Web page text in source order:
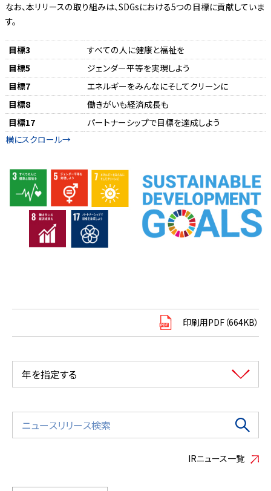
なお、本リリースの取り組みは、SDGsにおける5つの目標に貢献していま
す。
目標3
すべての人に健康と福祉を
目標5
ジェンダー平等を実現しよう
目標7
エネルギーをみんなにそしてクリーンに
目標8
働きがいも経済成長も
目標17
パートナーシップで目標を達成しよう
印刷用PDF（664KB）
年を指定する
IRニュース一覧